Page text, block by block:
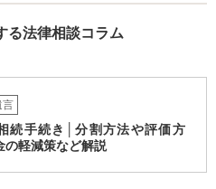
る法律相談コラム
言
続手続き│分割方法や評価方
の軽減策など解説